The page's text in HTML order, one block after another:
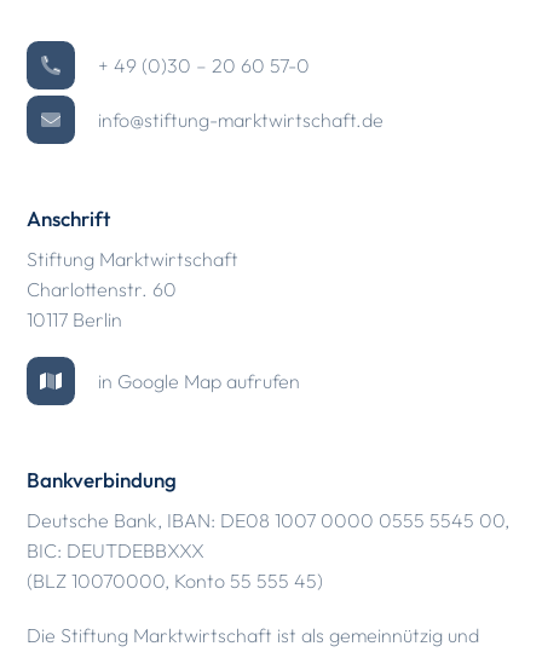
+ 49 (0)30 – 20 60 57-0
info@stiftung-marktwirtschaft.de
Anschrift
Stiftung Marktwirtschaft
Charlottenstr. 60
10117 Berlin
in Google Map aufrufen
Bankverbindung
Deutsche Bank, IBAN: DE08 1007 0000 0555 5545 00,
BIC: DEUTDEBBXXX
(BLZ 10070000, Konto 55 555 45)
Die Stiftung Marktwirtschaft ist als gemeinnützig und